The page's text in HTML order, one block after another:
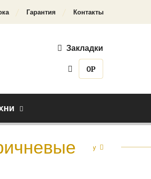
Гарантия Контакты
Закладки
0Р
Назад к каталогу